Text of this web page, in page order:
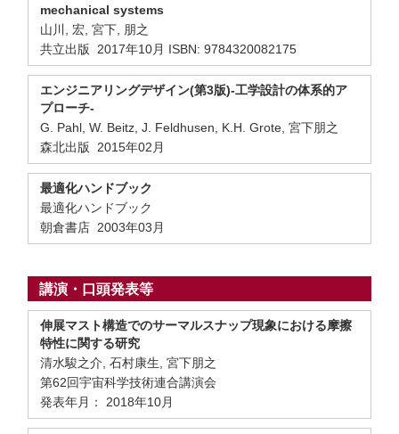
mechanical systems
山川, 宏, 宮下, 朋之
共立出版 2017年10月 ISBN: 9784320082175
エンジニアリングデザイン(第3版)-工学設計の体系的ア
プローチ-
G. Pahl, W. Beitz, J. Feldhusen, K.H. Grote, 宮下朋之
森北出版 2015年02月
最適化ハンドブック
最適化ハンドブック
朝倉書店 2003年03月
講演・口頭発表等
伸展マスト構造でのサーマルスナップ現象における摩擦
特性に関する研究
清水駿之介, 石村康生, 宮下朋之
第62回宇宙科学技術連合講演会
発表年月： 2018年10月